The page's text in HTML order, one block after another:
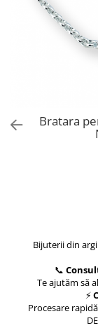
Bratara
Bijuterii din
📞
Te ajutăm să
⚡
Procesare